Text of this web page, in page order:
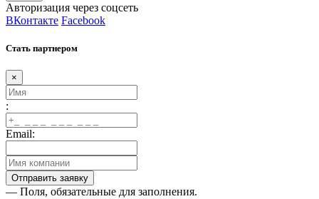
Авторизация через соцсеть
ВКонтакте Facebook
Стать партнером
×
:
Email:
— Поля, обязательные для заполнения.